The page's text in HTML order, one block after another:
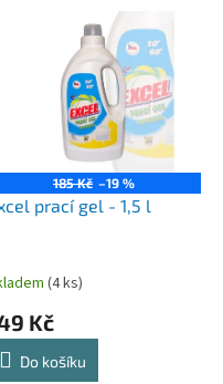
185 Kč –19 %
prací gel - 1,5 l
(4 ks)
Kč
Do košíku